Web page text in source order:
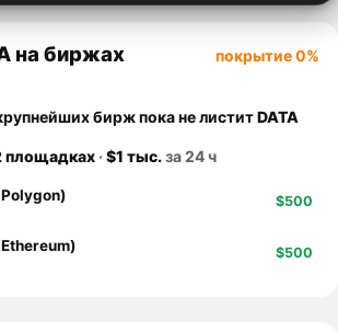
на биржах покрытие 0%
бирж пока не листитDATA
площадках ·$1 тыс.за 24 ч
$500
$500